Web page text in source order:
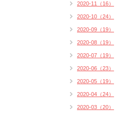
2020-11（16）
2020-10（24）
2020-09（19）
2020-08（19）
2020-07（19）
2020-06（23）
2020-05（19）
2020-04（24）
2020-03（20）